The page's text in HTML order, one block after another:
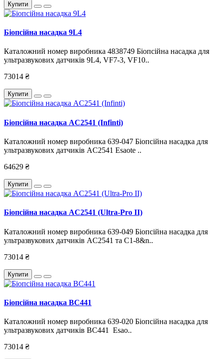
Купити
Біопсійна насадка 9L4
Каталожний номер виробника 4838749 Біопсійна насадка для
ультразвукових датчиків 9L4, VF7-3, VF10..
73014 ₴
Купити
Біопсійна насадка AC2541 (Infinti)
Каталожний номер виробника 639-047 Біопсійна насадка для
ультразвукових датчиків AC2541 Esaote ..
64629 ₴
Купити
Біопсійна насадка AC2541 (Ultra-Pro II)
Каталожний номер виробника 639-049 Біопсійна насадка для
ультразвукових датчиків AC2541 та С1-8&n..
73014 ₴
Купити
Біопсійна насадка BC441
Каталожний номер виробника 639-020 Біопсійна насадка для
ультразвукових датчиків BC441 Esao..
73014 ₴